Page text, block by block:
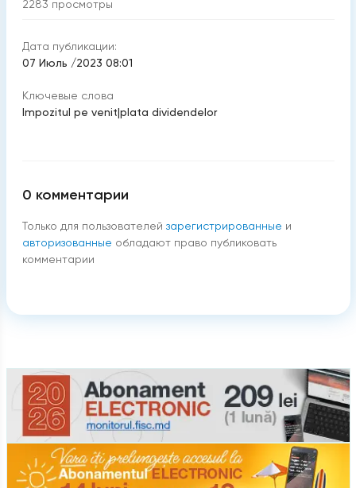
2283 просмотры
Дата публикации:
07 Июль /2023 08:01
Ключевые слова
Impozitul pe venit|plata dividendelor
0 комментарии
Только для пользователей зарегистрированные и
авторизованные обладают право публиковать
комментарии